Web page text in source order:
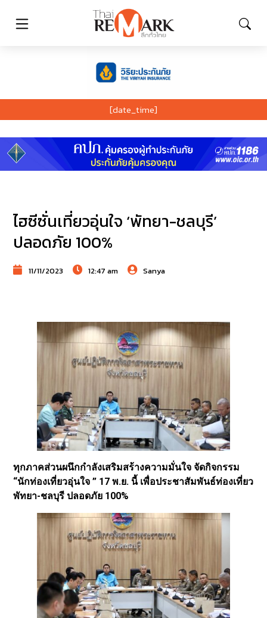
[date_time]
ไฮซีซั่นเที่ยวอุ่นใจ ‘พัทยา-ชลบุรี’
ปลอดภัย 100%
11/11/2023 12:47 am Sanya
ทุกภาคส่วนผนึกกำลังเสริมสร้างความมั่นใจ จัดกิจกรรม
“นักท่องเที่ยวอุ่นใจ ” 17 พ.ย. นี้ เพื่อประชาสัมพันธ์ท่องเที่ยว
พัทยา-ชลบุรี ปลอดภัย 100%